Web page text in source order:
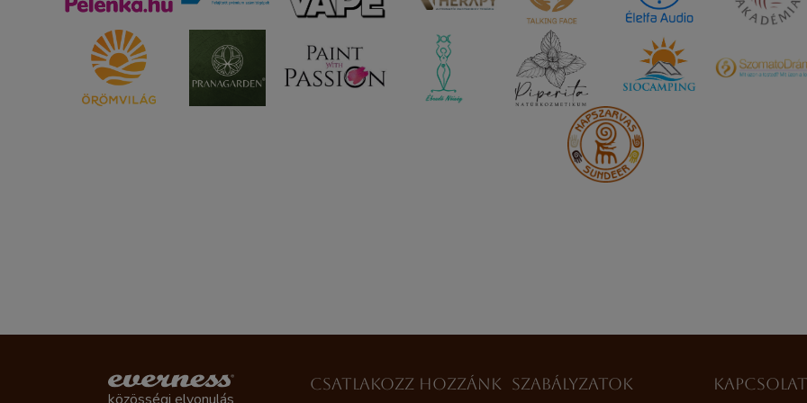
CSATLAKOZZ HOZZÁNK SZABÁLYZATOK KAPCSOLAT